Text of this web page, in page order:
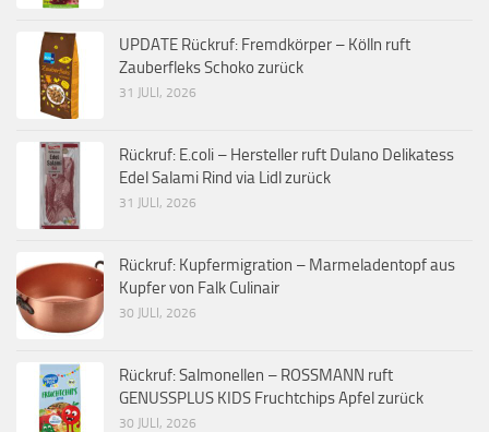
UPDATE Rückruf: Fremdkörper – Kölln ruft
Zauberfleks Schoko zurück
31 JULI, 2026
Rückruf: E.coli – Hersteller ruft Dulano Delikatess
Edel Salami Rind via Lidl zurück
31 JULI, 2026
Rückruf: Kupfermigration – Marmeladentopf aus
Kupfer von Falk Culinair
30 JULI, 2026
Rückruf: Salmonellen – ROSSMANN ruft
GENUSSPLUS KIDS Fruchtchips Apfel zurück
30 JULI, 2026